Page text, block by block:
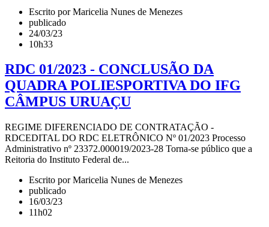
Escrito por Maricelia Nunes de Menezes
publicado
24/03/23
10h33
RDC 01/2023 - CONCLUSÃO DA
QUADRA POLIESPORTIVA DO IFG
CÂMPUS URUAÇU
REGIME DIFERENCIADO DE CONTRATAÇÃO -
RDCEDITAL DO RDC ELETRÔNICO Nº 01/2023 Processo
Administrativo nº 23372.000019/2023-28 Torna-se público que a
Reitoria do Instituto Federal de...
Escrito por Maricelia Nunes de Menezes
publicado
16/03/23
11h02